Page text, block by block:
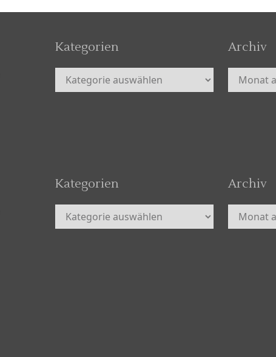
Kategorien
Kategorien
Archiv
Archiv
Kategorien
Kategorien
Archiv
Archiv